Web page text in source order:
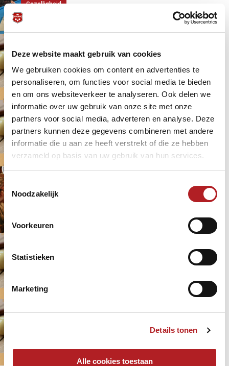
Deze website maakt gebruik van cookies
We gebruiken cookies om content en advertenties te
personaliseren, om functies voor social media te bieden
en om ons websiteverkeer te analyseren. Ook delen we
informatie over uw gebruik van onze site met onze
partners voor social media, adverteren en analyse. Deze
partners kunnen deze gegevens combineren met andere
informatie die u aan ze heeft verstrekt of die ze hebben
verzameld op basis van uw gebruik van hun services.
Toestemmingsselectie
Noodzakelijk
Voorkeuren
Statistieken
Marketing
Details tonen
Alle cookies toestaan
Gezelligheid
Laagdrempelig
geleden
Carambole/libre
Laagdrempelig
Recreatief
Laagdrempelig biljartproject Tijd
voor Krijt van start in Kessel
9 maanden 6 dagengeleden
Recreatief
Laagdrempelig biljartproject Tijd
voor Krijt van start in Rumpt
9 maanden 2 weken geleden
Horeca
in Amsterdam en omstreken
KNBB
Laagdrempelig biljartproject Tijd
voor Krijt gaat voor tweede ronde
Laagdrempelig
Laagdrempelig biljartproject Tijd
10 maanden 2 wekengeleden